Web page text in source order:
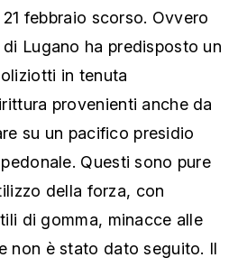
febbraio scorso. Ovvero
Lugano ha predisposto un
in tenuta
provenienti anche da
su un pacifico presidio
Questi sono pure
della forza, con
di gomma, minacce alle
non è stato dato seguito. Il